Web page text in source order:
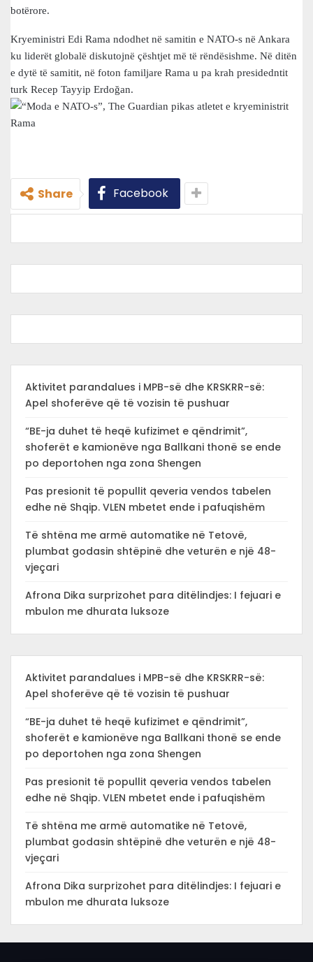
botërore.
Kryeministri Edi Rama ndodhet në samitin e NATO-s në Ankara
ku liderët globalë diskutojnë çështjet më të rëndësishme. Në ditën
e dytë të samitit, në foton familjare Rama u pa krah presidedntit
turk Recep Tayyip Erdoğan.
Share Facebook
Aktivitet parandalues i MPB-së dhe KRSKRR-së:
Apel shoferëve që të vozisin të pushuar
“BE-ja duhet të heqë kufizimet e qëndrimit”,
shoferët e kamionëve nga Ballkani thonë se ende
po deportohen nga zona Shengen
Pas presionit të popullit qeveria vendos tabelen
edhe në Shqip. VLEN mbetet ende i pafuqishëm
Të shtëna me armë automatike në Tetovë,
plumbat godasin shtëpinë dhe veturën e një 48-
vjeçari
Afrona Dika surprizohet para ditëlindjes: I fejuari e
mbulon me dhurata luksoze
Aktivitet parandalues i MPB-së dhe KRSKRR-së:
Apel shoferëve që të vozisin të pushuar
“BE-ja duhet të heqë kufizimet e qëndrimit”,
shoferët e kamionëve nga Ballkani thonë se ende
po deportohen nga zona Shengen
Pas presionit të popullit qeveria vendos tabelen
edhe në Shqip. VLEN mbetet ende i pafuqishëm
Të shtëna me armë automatike në Tetovë,
plumbat godasin shtëpinë dhe veturën e një 48-
vjeçari
Afrona Dika surprizohet para ditëlindjes: I fejuari e
mbulon me dhurata luksoze